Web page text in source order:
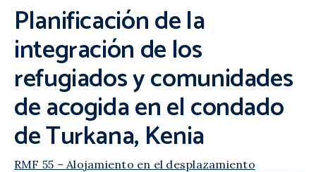
Planificación de la
integración de los
refugiados y comunidades
de acogida en el condado
de Turkana, Kenia
RMF 55 – Alojamiento en el desplazamiento